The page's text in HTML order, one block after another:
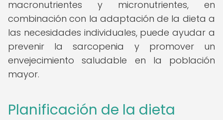
macronutrientes y micronutrientes, en
combinación con la adaptación de la dieta a
las necesidades individuales, puede ayudar a
prevenir la sarcopenia y promover un
envejecimiento saludable en la población
mayor.
Planificación de la dieta